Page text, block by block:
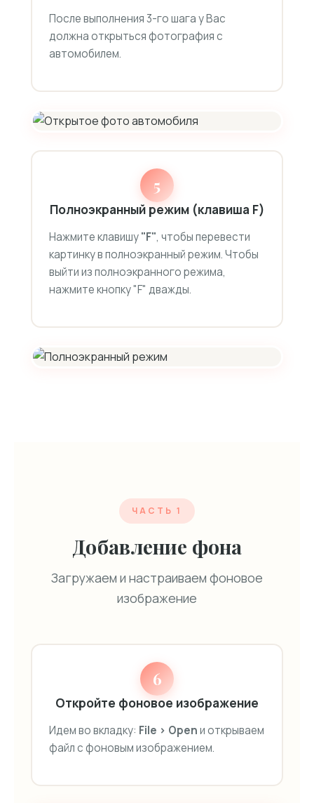
После выполнения 3-го шага у Вас
должна открыться фотография с
автомобилем.
5
Полноэкранный режим (клавиша F)
Нажмите клавишу"F", чтобы перевести
картинку в полноэкранный режим. Чтобы
выйти из полноэкранного режима,
нажмите кнопку "F" дважды.
ЧАСТЬ 1
Добавление фона
Загружаем и настраиваем фоновое
изображение
6
Откройте фоновое изображение
Идем во вкладку: File > Openи открываем
файл с фоновым изображением.